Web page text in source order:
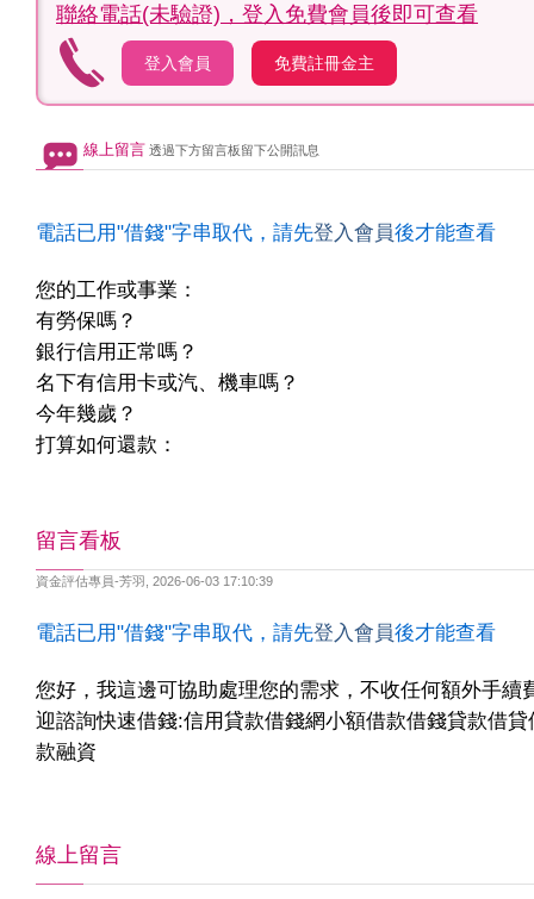
聯絡電話(未驗證)， 登入免費會員後即可查看
登入會員 免費註冊金主
線上留言 透過下方留言板留下公開訊息
電話已用"借錢"字串取代，請先登入會員後才能查看
您的工作或事業：
有勞保嗎？
銀行信用正常嗎？
名下有信用卡或汽、機車嗎？
今年幾歲？
打算如何還款：
留言看板
資金評估專員-芳羽 2026-06-03 17:10:39
電話已用"借錢"字串取代，請先登入會員後才能查看
您好，我這邊可協助處理您的需求，不收任何額外手續
迎諮詢快速借錢:信用貸款借錢網小額借款借錢貸款借貸
款融資
線上留言